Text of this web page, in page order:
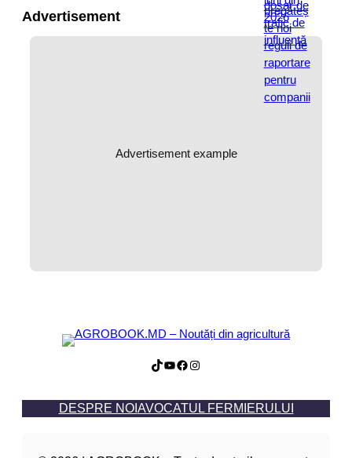
Advertisement
Advertisement example
TikTok YouTube Facebook Instagram
DESPRE NOI AVOCATUL FERMIERULUI